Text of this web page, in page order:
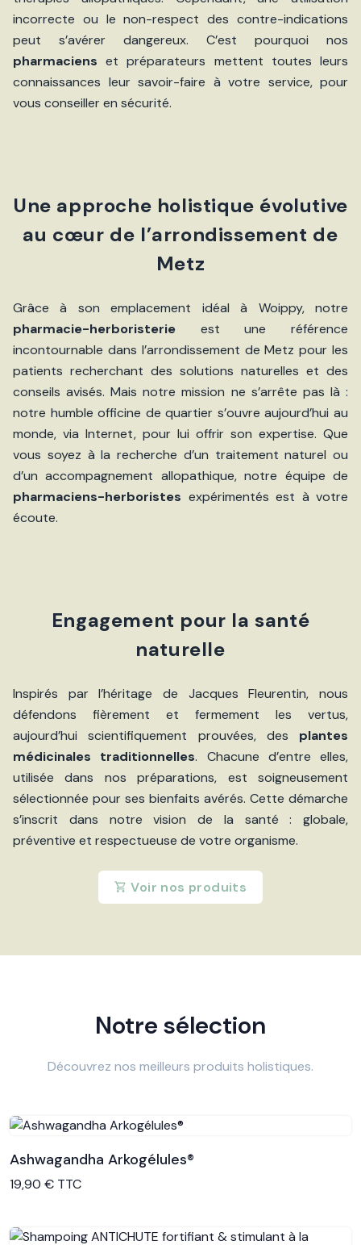
incorrecte ou le non-respect des contre-indications
peut s’avérer dangereux. C’est pourquoi nos
pharmaciens et préparateurs mettent toutes leurs
connaissances leur savoir-faire à votre service, pour
vous conseiller en sécurité.
Une approche holistique évolutive
au cœur de l’arrondissement de
Metz
Grâce à son emplacement idéal à Woippy, notre
pharmacie-herboristerie est une référence
incontournable dans l’arrondissement de Metz pour les
patients recherchant des solutions naturelles et des
conseils avisés. Mais notre mission ne s’arrête pas là :
notre humble officine de quartier s’ouvre aujourd’hui au
monde, via Internet, pour lui offrir son expertise. Que
vous soyez à la recherche d’un traitement naturel ou
d’un accompagnement allopathique, notre équipe de
pharmaciens-herboristes expérimentés est à votre
écoute.
Engagement pour la santé
naturelle
Inspirés par l’héritage de Jacques Fleurentin, nous
défendons fièrement et fermement les vertus,
aujourd’hui scientifiquement prouvées, des plantes
médicinales traditionnelles. Chacune d’entre elles,
utilisée dans nos préparations, est soigneusement
sélectionnée pour ses bienfaits avérés. Cette démarche
s’inscrit dans notre vision de la santé : globale,
préventive et respectueuse de votre organisme.
Voir nos produits
Notre sélection
Découvrez nos meilleurs produits holistiques.
Voir le produit
Ashwagandha Arkogélules®
19,90 € TTC